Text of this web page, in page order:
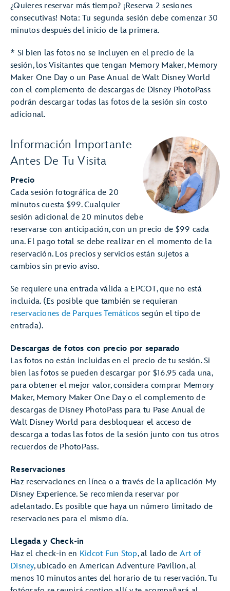
¿Quieres reservar más tiempo? ¡Reserva 2 sesiones
consecutivas! Nota: Tu segunda sesión debe comenzar 30
minutos después del inicio de la primera.
* Si bien las fotos no se incluyen en el precio de la
sesión, los Visitantes que tengan Memory Maker, Memory
Maker One Day o un Pase Anual de Walt Disney World
con el complemento de descargas de Disney PhotoPass
podrán descargar todas las fotos de la sesión sin costo
adicional.
Información Importante
Antes De Tu Visita
Precio
Cada sesión fotográfica de 20
minutos cuesta $99. Cualquier
sesión adicional de 20 minutos debe
reservarse con anticipación, con un precio de $99 cada
una. El pago total se debe realizar en el momento de la
reservación. Los precios y servicios están sujetos a
cambios sin previo aviso.
Se requiere una entrada válida a EPCOT, que no está
incluida. (Es posible que también se requieran
reservaciones de Parques Temáticos según el tipo de
entrada).
Descargas de fotos con precio por separado
Las fotos no están incluidas en el precio de tu sesión. Si
bien las fotos se pueden descargar por $16.95 cada una,
para obtener el mejor valor, considera comprar Memory
Maker, Memory Maker One Day o el complemento de
descargas de Disney PhotoPass para tu Pase Anual de
Walt Disney World para desbloquear el acceso de
descarga a todas las fotos de la sesión junto con tus otros
recuerdos de PhotoPass.
Reservaciones
Haz reservaciones en línea o a través de la aplicación My
Disney Experience. Se recomienda reservar por
adelantado. Es posible que haya un número limitado de
reservaciones para el mismo día.
Llegada y Check-in
Haz el check-in en Kidcot Fun Stop, al lado de Art of
Disney, ubicado en American Adventure Pavilion, al
menos 10 minutos antes del horario de tu reservación. Tu